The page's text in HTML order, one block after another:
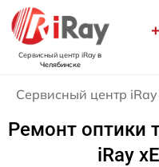
Сервисный центр iRayв
Челябинске
Сервисный центр iRay
Ремонт оптики
iRay